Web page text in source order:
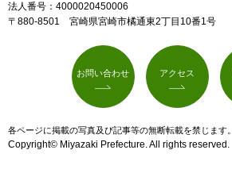
法人番号：4000020450006
〒880-8501 宮崎県宮崎市橘通東2丁目10番1号
お問い合わせ アクセス
各ページに掲載の写真及び記事等の無断転載を禁じます。
Copyright© Miyazaki Prefecture. All rights reserved.